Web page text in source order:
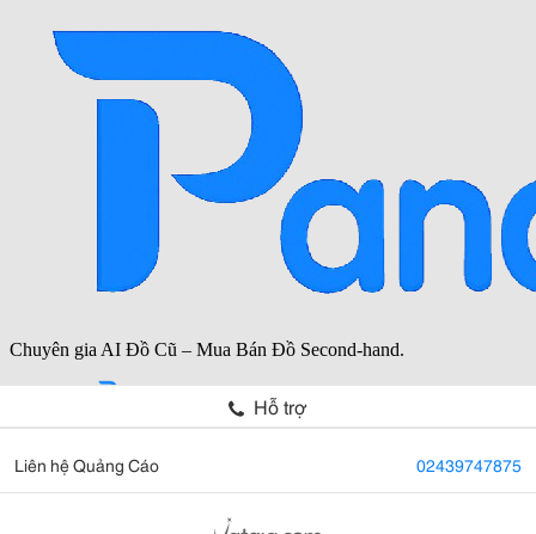
Hỗ trợ
Liên hệ Quảng Cáo 02439747875